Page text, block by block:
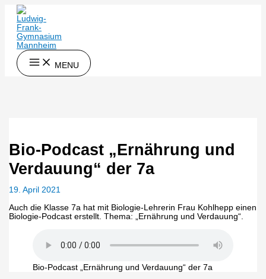
Zum
Inhalt
springen
MENU
Bio-Podcast „Ernährung und
Verdauung“ der 7a
19. April 2021
Auch die Klasse 7a hat mit Biologie-Lehrerin Frau Kohlhepp einen
Biologie-Podcast erstellt. Thema: „Ernährung und Verdauung“.
Bio-Podcast „Ernährung und Verdauung“ der 7a